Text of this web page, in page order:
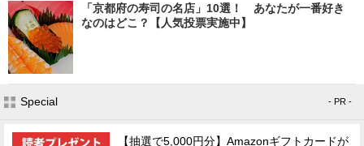
「京都府の寿司の名店」10選！ あなたが一番好き
なのはどこ？【人気投票実施中】
Special - PR -
【抽選で5,000円分】Amazonギフトカードが